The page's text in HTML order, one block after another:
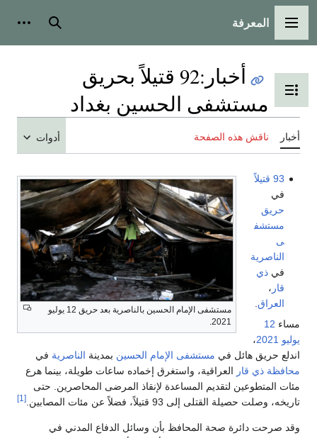
القائمة الرئيسية
المعرفة بحث
تبديل عرض جدول المحتويات
أخبار :
92 قتيلاً بحريق
مستشفى الحسين بغداد
أخبار ناقش هذه الصفحة أدوات
مستشفى الإمام الحسين بالناصرية بعد حريق 12 يوليو
2021.
93 قتيلاً
في
حريق
مستشف
ى
الناصرية
فيذي
قار ،
العراق
مساء 12
يوليو 2021،
اندلع حريق هائل في مستشفى الإمام الحسين بمدينة الناصرية في
محافظة ذي قار العراقية، واستغرق إخماده ساعات طويلة، بينما هرع
مئات المتطوعين لتقديم المساعدة لإنقاذ المرضى المحاصرين. حتى
تاريخه، وصلت حصيلة القتلى إلى 93 قتيلاً، فضلاً عن مئات المصابين.
[1]
وقد صرحت دائرة صحة المحافظ بأن وسائل الدفاع المدني في